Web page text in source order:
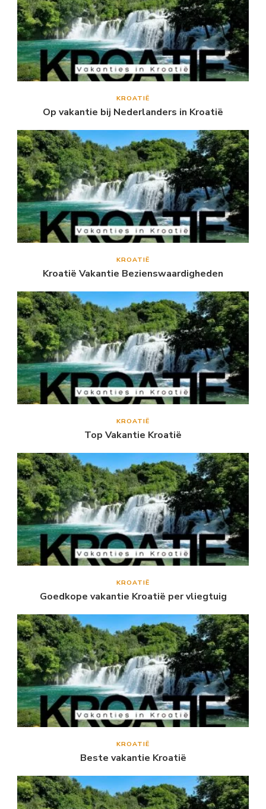
KROATIË
Op vakantie bij Nederlanders in Kroatië
KROATIË
Kroatië Vakantie Bezienswaardigheden
KROATIË
Top Vakantie Kroatië
KROATIË
Goedkope vakantie Kroatië per vliegtuig
KROATIË
Beste vakantie Kroatië